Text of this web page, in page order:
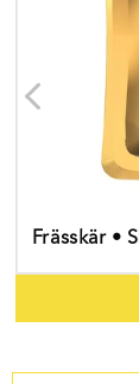
Frässkär •